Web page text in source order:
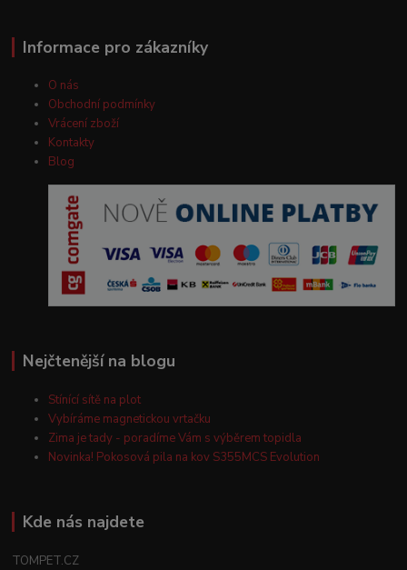
Informace pro zákazníky
O nás
Obchodní podmínky
Vrácení zboží
Kontakty
Blog
Nejčtenější na blogu
Stínící sítě na plot
Vybíráme magnetickou vrtačku
Zima je tady - poradíme Vám s výběrem topidla
Novinka! Pokosová pila na kov S355MCS Evolution
Kde nás najdete
TOMPET.CZ